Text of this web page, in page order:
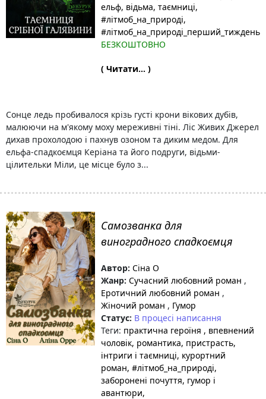
ельф, відьма, таємниці,
#літмоб_на_природі,
#літмоб_на_природі_перший_тиждень
БЕЗКОШТОВНО
( Читати... )
Сонце ледь пробивалося крізь густі крони вікових дубів,
малюючи на м'якому моху мереживні тіні. Ліс Живих Джерел
дихав прохолодою і пахнув озоном та диким медом. Для
ельфа-спадкоємця Керіана та його подруги, відьми-
цілительки Міли, це місце було з...
Самозванка для
виноградного спадкоємця
Автор: Сіна О
Жанр: Сучасний любовний роман ,
Еротичний любовний роман ,
Жіночий роман , Гумор
Статус: В процесі написання
Теги: практична героїня , впевнений
чоловік, романтика, пристрасть,
інтриги і таємниці, курортний
роман, #літмоб_на_природі,
заборонені почуття, гумор і
авантюри,